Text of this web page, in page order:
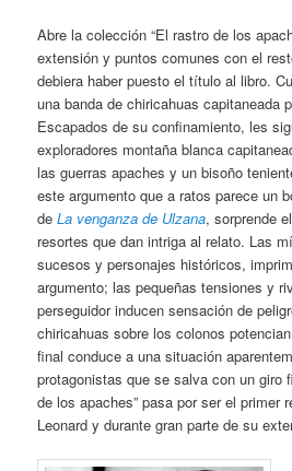
Abre la colección “El rastro de los
extensión y puntos comunes con el
debiera haber puesto el título al libro.
una banda de chiricahuas capitaneada
Escapados de su confinamiento, les
exploradores montaña blanca
las guerras apaches y un bisoño
este argumento que a ratos parece un
deLa venganza de Ulzana, sorprende
resortes que dan intriga al relato. Las
sucesos y personajes históricos,
argumento; las pequeñas tensiones y
perseguidor inducen sensación de
chiricahuas sobre los colonos
final conduce a una situación
protagonistas que se salva con un giro
de los apaches” pasa por ser el primer
Leonard y durante gran parte de su